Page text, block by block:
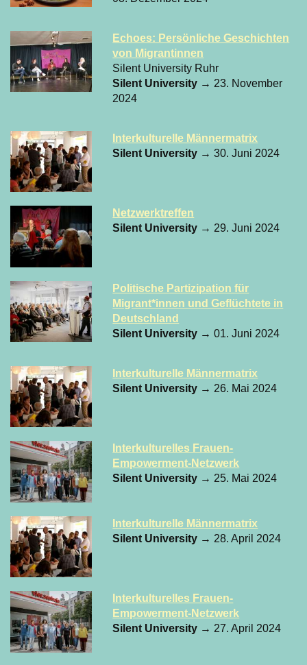
Echoes: Persönliche Geschichten
von Migrantinnen
Silent University Ruhr
Silent University → 23. November
2024
Interkulturelle Männermatrix
Silent University → 30. Juni 2024
Netzwerktreffen
Silent University → 29. Juni 2024
Politische Partizipation für
Migrant*innen und Geflüchtete in
Deutschland
Silent University → 01. Juni 2024
Interkulturelle Männermatrix
Silent University → 26. Mai 2024
Interkulturelles Frauen-
Empowerment-Netzwerk
Silent University → 25. Mai 2024
Interkulturelle Männermatrix
Silent University → 28. April 2024
Interkulturelles Frauen-
Empowerment-Netzwerk
Silent University → 27. April 2024